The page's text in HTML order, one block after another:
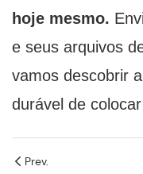
hoje mesmo.
e seus arquivos
vamos descobrir
durável de
Prev.